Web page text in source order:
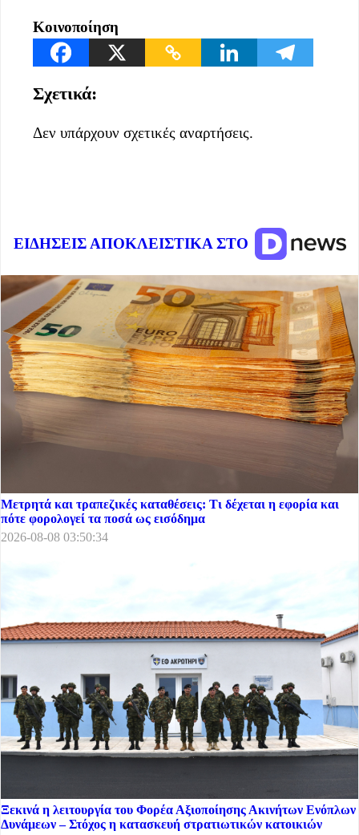
Κοινοποίηση
Σχετικά:
Δεν υπάρχουν σχετικές αναρτήσεις.
ΕΙΔΗΣΕΙΣ ΑΠΟΚΛΕΙΣΤΙΚΑ ΣΤΟ
Μετρητά και τραπεζικές καταθέσεις: Τι δέχεται η εφορία και
πότε φορολογεί τα ποσά ως εισόδημα
2026-08-08 03:50:34
Ξεκινά η λειτουργία του Φορέα Αξιοποίησης Ακινήτων Ενόπλων
Δυνάμεων – Στόχος η κατασκευή στρατιωτικών κατοικιών